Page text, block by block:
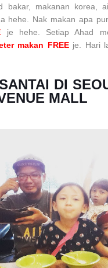
bakar, makanan korea,
hehe. Nak makan apa
je hehe. Setiap Ahad
makan FREEje. Hari
DI
MALL